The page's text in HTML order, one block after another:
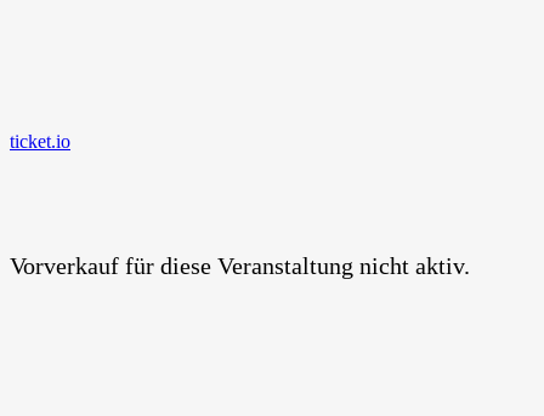
ticket.io
Vorverkauf für diese Veranstaltung nicht aktiv.